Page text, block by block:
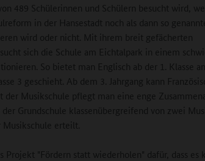
489 Schülerinnen und Schülern besucht wird,
in der Hansestadt noch als dann so
wird oder nicht. Mit ihrem breit gefächerten
sich die Schule am Eichtalpark in einem
So bietet man Englisch ab der 1. Klasse an
3 geschieht. Ab dem 3. Jahrgang kann
Musikschule pflegt man eine enge
Grundschule klassenübergreifend von zwei
erteilt.
Projekt "Fördern statt wiederholen" dafür, dass es